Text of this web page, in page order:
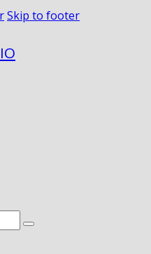
Skip to footer